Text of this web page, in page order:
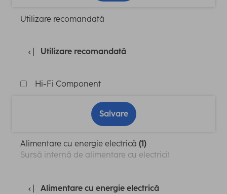
Utilizare recomandată
Utilizare recomandată
Hi-Fi Component
Salvare
Alimentare cu energie electrică (1)
Sursă internă de alimentare cu electricitate
Alimentare cu energie electrică